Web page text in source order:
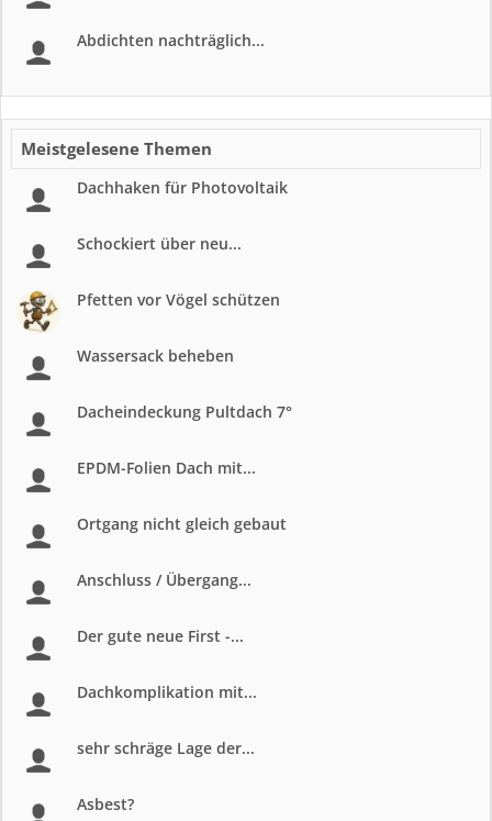
Abdichten nachträglich...
Meistgelesene Themen
Dachhaken für Photovoltaik
Schockiert über neu...
Pfetten vor Vögel schützen
Wassersack beheben
Dacheindeckung Pultdach 7°
EPDM-Folien Dach mit...
Ortgang nicht gleich gebaut
Anschluss / Übergang...
Der gute neue First -...
Dachkomplikation mit...
sehr schräge Lage der...
Asbest?